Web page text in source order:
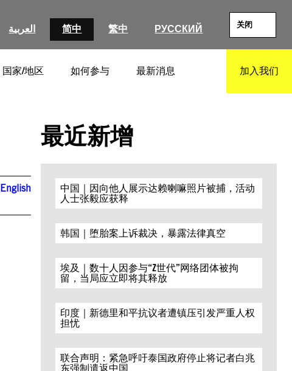
العربية 简中 繁中 РУССКИЙ 关闭
国家/地区 如何参与 最新消息 加入我们
English
最近新增
中国｜因向他人展示达赖喇嘛照片被捕，活动
人士张毅应获释
韩国｜堕胎案上诉裁决，暴露法律真空
埃及｜数十人因参与“Z世代”网络团体被拘
留，当局应立即将其释放
印度｜新德里和平抗议者遭镇压引发严重人权
担忧
联合声明：紧急呼吁泰国政府停止将记者白兆
东强制遣返中国